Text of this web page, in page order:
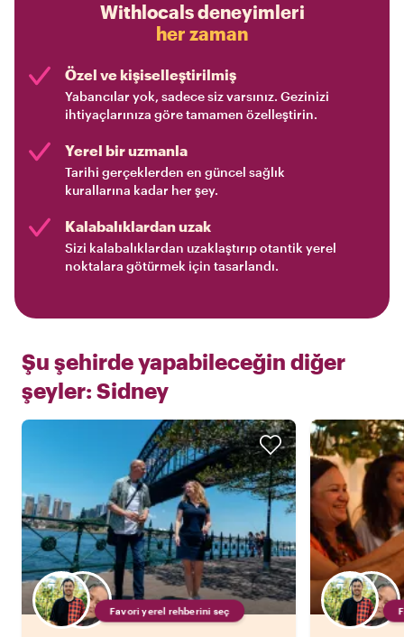
Withlocals deneyimleri
her zaman
Özel ve kişiselleştirilmiş
Yabancılar yok, sadece siz varsınız. Gezinizi
ihtiyaçlarınıza göre tamamen özelleştirin.
Yerel bir uzmanla
Tarihi gerçeklerden en güncel sağlık
kurallarına kadar her şey.
Kalabalıklardan uzak
Sizi kalabalıklardan uzaklaştırıp otantik yerel
noktalara götürmek için tasarlandı.
Şu şehirde yapabileceğin diğer
şeyler: Sidney
Favori yerel rehberini seç